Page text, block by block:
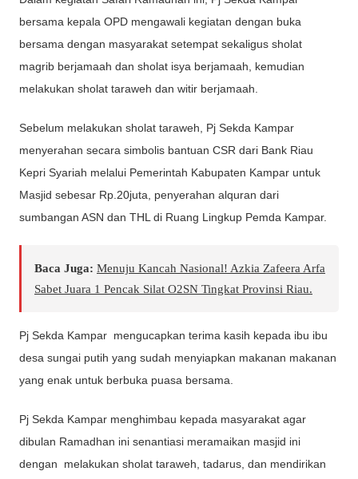
bersama kepala OPD mengawali kegiatan dengan buka
bersama dengan masyarakat setempat sekaligus sholat
magrib berjamaah dan sholat isya berjamaah, kemudian
melakukan sholat taraweh dan witir berjamaah.
Sebelum melakukan sholat taraweh, Pj Sekda Kampar
menyerahan secara simbolis bantuan CSR dari Bank Riau
Kepri Syariah melalui Pemerintah Kabupaten Kampar untuk
Masjid sebesar Rp.20juta, penyerahan alquran dari
sumbangan ASN dan THL di Ruang Lingkup Pemda Kampar.
Baca Juga: Menuju Kancah Nasional! Azkia Zafeera Arfa
Sabet Juara 1 Pencak Silat O2SN Tingkat Provinsi Riau.
Pj Sekda Kampar mengucapkan terima kasih kepada ibu ibu
desa sungai putih yang sudah menyiapkan makanan makanan
yang enak untuk berbuka puasa bersama.
Pj Sekda Kampar menghimbau kepada masyarakat agar
dibulan Ramadhan ini senantiasi meramaikan masjid ini
dengan melakukan sholat taraweh, tadarus, dan mendirikan